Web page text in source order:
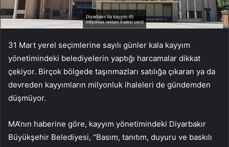
31 Mart yerel seçimlerine sayılı günler kala kayyım
yönetimindeki belediyelerin yaptığı harcamalar dikkat
çekiyor. Birçok bölgede taşınmazları satılığa çıkaran ya da
devreden kayyımların milyonluk ihaleleri de gündemden
düşmüyor.
MA’nın haberine göre, kayyım yönetimindeki Diyarbakır
Büyükşehir Belediyesi, “Basım, tanıtım, duyuru ve baskılı